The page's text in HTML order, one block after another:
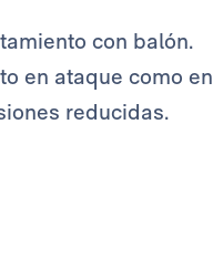
con balón.
en ataque como en
reducidas.